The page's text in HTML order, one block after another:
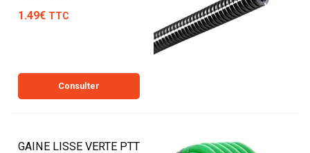
1.49€ TTC
Consulter
GAINE LISSE VERTE PTT